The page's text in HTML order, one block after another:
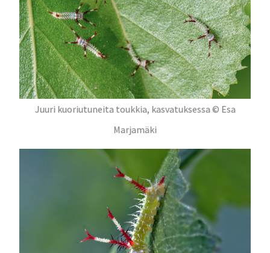
Juuri kuoriutuneita toukkia, kasvatuksessa © Esa
Marjamäki